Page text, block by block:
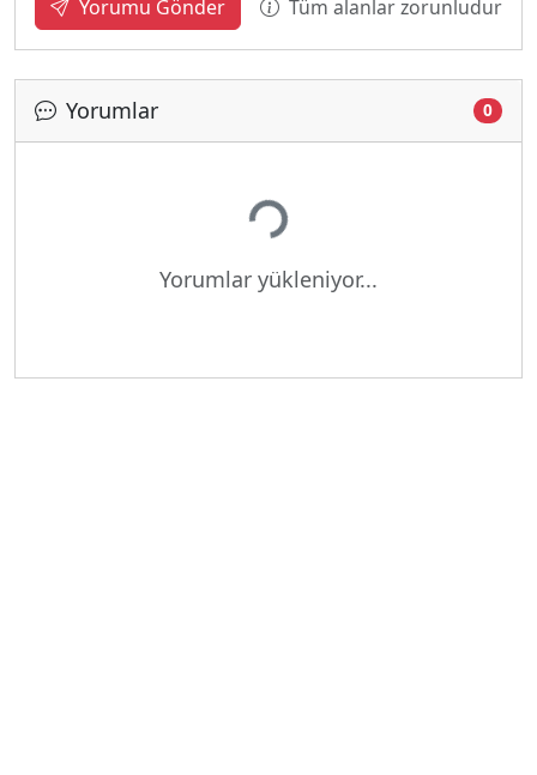
Yorumu Gönder Tüm alanlar zorunludur
Yorumlar 0
Yükleniyor...
Yorumlar yükleniyor...